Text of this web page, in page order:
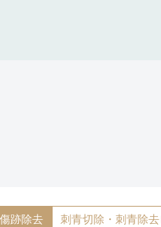
跡除去 刺青切除・刺青除